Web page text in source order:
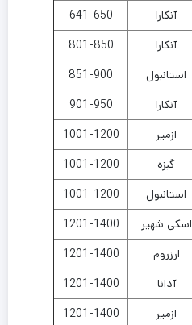
641-650 آنکارا
801-850
آنکارا
851-900
استانبول
901-950
آنکارا
1001-1200
ازمیر
1001-1200
گبزه
1001-1200
استانبول
1201-1400
اسکی شهیر
1201-1400
ارزروم
1201-1400
آدانا
1201-1400
ازمیر